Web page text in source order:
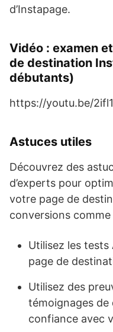
d’Instapage.
Vidéo : examen
de destination
débutants)
https://youtu.be/
Astuces utiles
Découvrez des
d’experts pour
votre page de
conversions
Utilisez les
page de
Utilisez des
témoignages de
confiance avec